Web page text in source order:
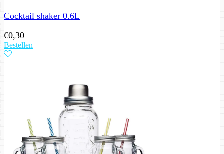
Cocktail shaker 0.6L
€0,30
Bestellen